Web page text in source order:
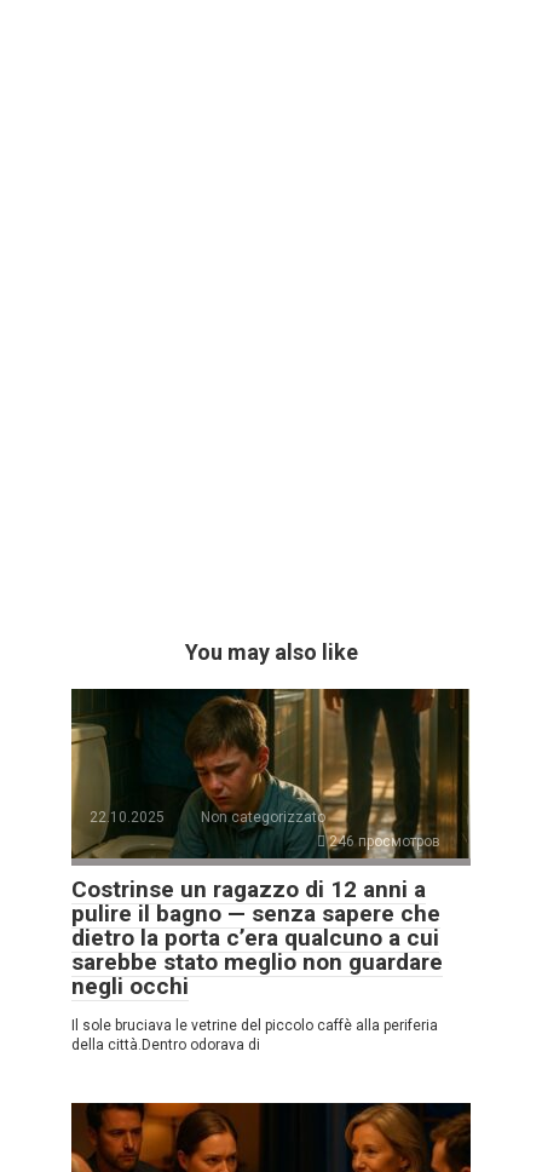
You may also like
22.10.2025
Non categorizzato
246 просмотров
Costrinse un ragazzo di 12 anni a
pulire il bagno — senza sapere che
dietro la porta c’era qualcuno a cui
sarebbe stato meglio non guardare
negli occhi
Il sole bruciava le vetrine del piccolo caffè alla periferia
della città.Dentro odorava di